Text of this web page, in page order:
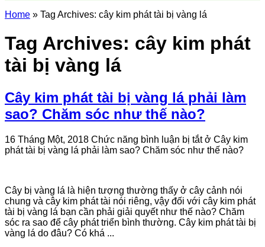
Home » Tag Archives: cây kim phát tài bị vàng lá
Tag Archives: cây kim phát
tài bị vàng lá
Cây kim phát tài bị vàng lá phải làm
sao? Chăm sóc như thế nào?
16 Tháng Một, 2018 Chức năng bình luận bị tắtở Cây kim
phát tài bị vàng lá phải làm sao? Chăm sóc như thế nào?
Cây bị vàng lá là hiện tượng thường thấy ở cây cảnh nói
chung và cây kim phát tài nói riêng, vậy đối với cây kim phát
tài bị vàng lá bạn cần phải giải quyết như thế nào? Chăm
sóc ra sao để cây phát triển bình thường. Cây kim phát tài bị
vàng lá do đâu? Có khá ...